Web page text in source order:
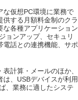
仮想PC環境に業務で
供する月額料金制のクラ
な各種アプリケーション
ョンアップ、セキュリ
電話との連携機能、サポ
計算・メールのほか、
、USBデバイスが利用
、業務に適したシステ